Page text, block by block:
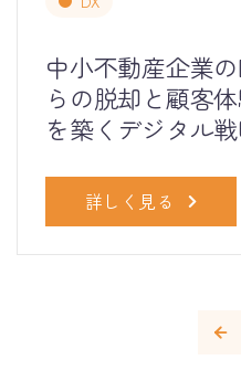
中小不動産企業
らの脱却と顧客
を築くデジタル
詳しく見る